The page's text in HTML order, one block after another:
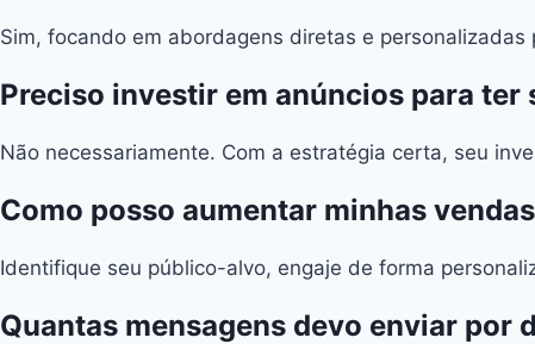
Sim, focando em abordagens diretas e
Preciso investir em anúncios para ter
Não necessariamente. Com a estratégia certa, seu
Como posso aumentar minhas
Identifique seu público-alvo, engaje de forma
Quantas mensagens devo enviar por